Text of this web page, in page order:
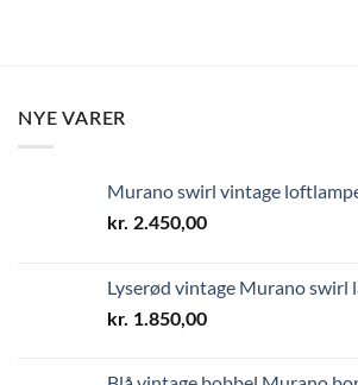
NYE VARER
Murano swirl vintage
kr. 2.450,00
Lyserød vintage Murano swirl
kr. 1.850,00